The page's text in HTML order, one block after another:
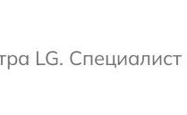
LG. Специалист